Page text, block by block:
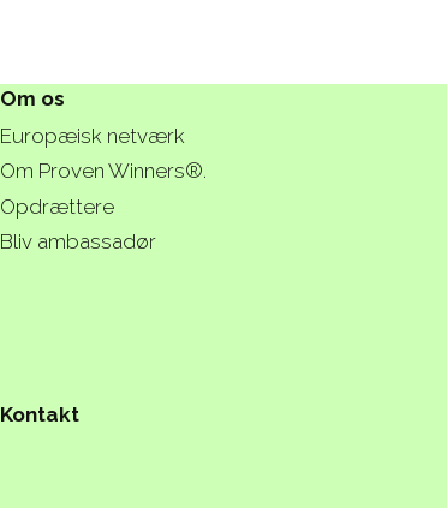
Om os
Europæisk netværk
Om Proven Winners®.
Opdrættere
Bliv ambassadør
Kontakt